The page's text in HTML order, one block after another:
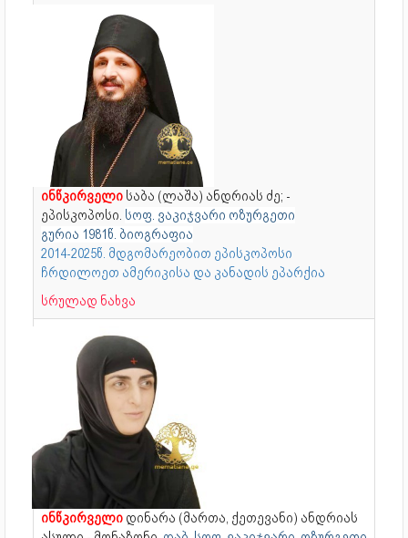
ინწკირველი საბა (ლაშა) ანდრიას ძე; -
ეპისკოპოსი. სოფ. ვაკიჯვარი ოზურგეთი
გურია 1981წ. ბიოგრაფია
2014-2025წ. მდგომარეობით ეპისკოპოსი
ჩრდილოეთ ამერიკისა და კანადის ეპარქია
სრულად ნახვა
ინწკირველი დინარა (მართა, ქეთევანი) ანდრიას